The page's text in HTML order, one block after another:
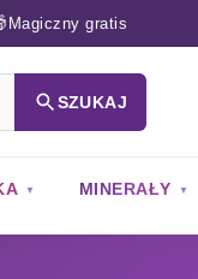
Magiczny gratis
SZUKAJ
MINERAŁY